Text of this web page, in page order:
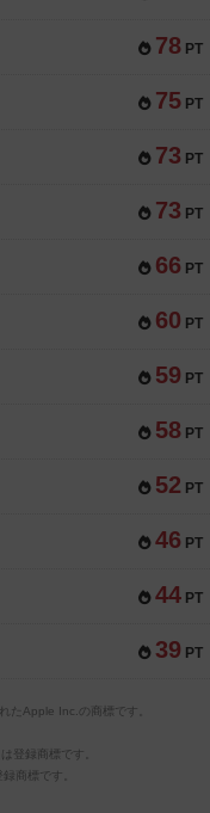
78 PT
75 PT
73 PT
73 PT
66 PT
60 PT
59 PT
58 PT
52 PT
46 PT
44 PT
39 PT
たApple Inc.の商標です。
登録商標です。
商標です。